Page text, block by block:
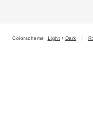
Colorscheme: Light / Dark |